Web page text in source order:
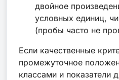
двойное
условных единиц,
(пробы часто не
Если качественные
промежуточное
классами и показатели